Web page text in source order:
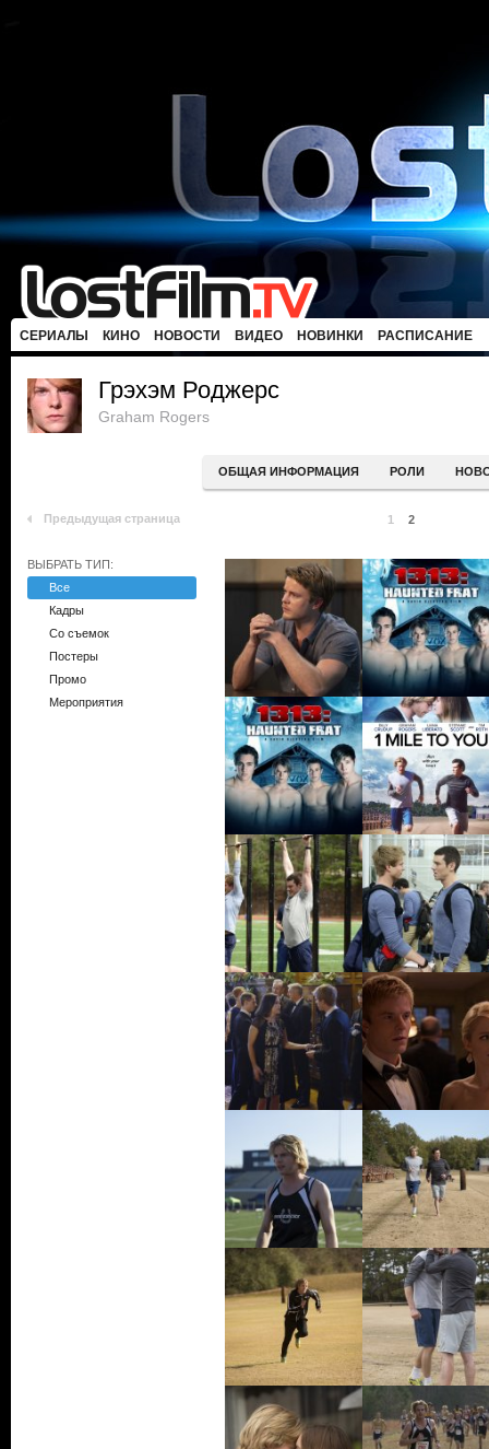
СЕРИАЛЫ КИНО НОВОСТИ ВИДЕО НОВИНКИ РАСПИСАНИЕ
Грэхэм Роджерс
Graham Rogers
ОБЩАЯ ИНФОРМАЦИЯ РОЛИ
Предыдущая страница 1 2
ВЫБРАТЬ ТИП:
Все
Кадры
Со съемок
Постеры
Промо
Мероприятия